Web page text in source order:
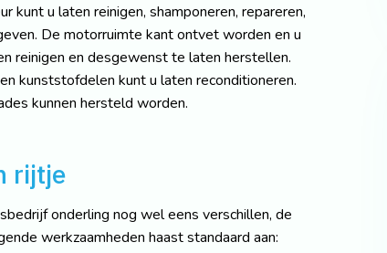
kunt u laten reinigen, shamponeren, repareren,
De motorruimte kant ontvet worden en u
reinigen en desgewenst te laten herstellen.
kunststofdelen kunt u laten reconditioneren.
kunnen hersteld worden.
rijtje
onderling nog wel eens verschillen, de
werkzaamheden haast standaard aan: